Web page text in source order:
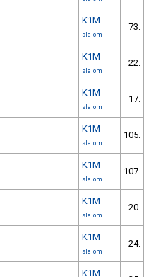
K1M
slalom
73.
K1M
slalom
22.
K1M
slalom
17.
K1M
slalom
105.
K1M
slalom
107.
K1M
slalom
20.
K1M
slalom
24.
K1M